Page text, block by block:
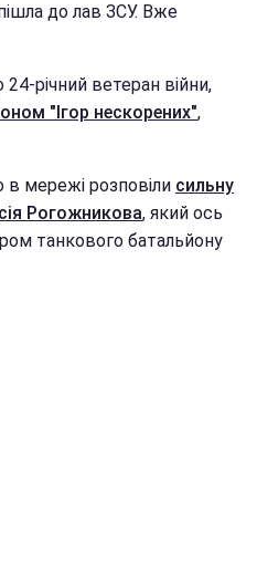
до лав ЗСУ. Вже
річний ветеран війни,
"Ігор нескорених",
мережі розповіли сильну
Рогожникова, який ось
танкового батальйону